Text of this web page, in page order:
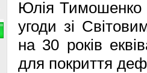
Юлія Тимошенко
угоди зі
на 30 років
для покриття